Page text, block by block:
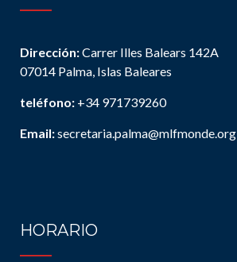
Dirección:Carrer Illes Balears 142A
07014 Palma, Islas Baleares
teléfono: +34 971739260
Email:secretaria.palma@mlfmonde.org
HORARIO